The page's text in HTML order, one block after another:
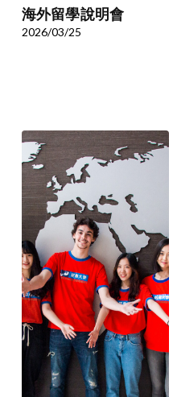
海外留學說明會
2026/03/25